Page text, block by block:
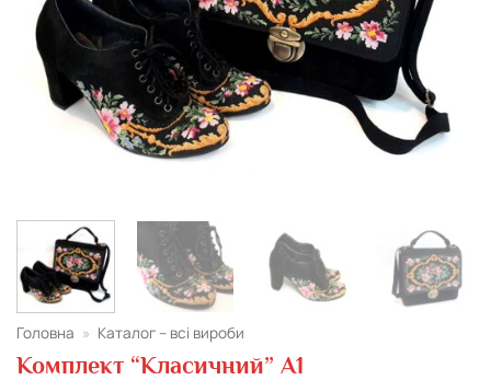
Головна » Каталог – всі вироби
Комплект “Класичний” А1